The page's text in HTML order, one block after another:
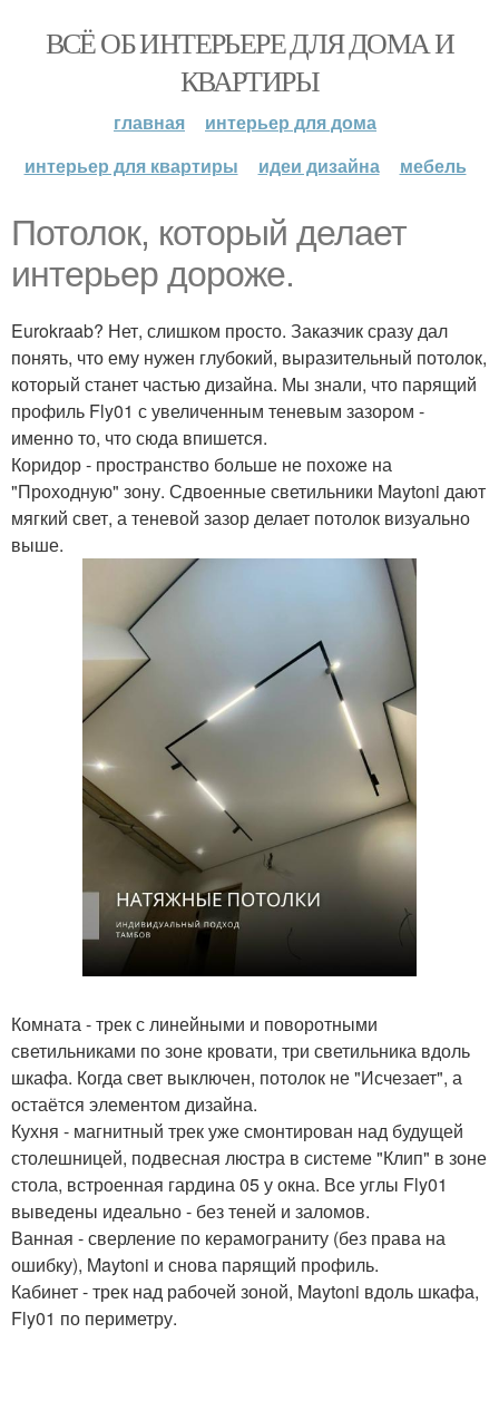
ВСЁ ОБ ИНТЕРЬЕРЕ ДЛЯ ДОМА И
КВАРТИРЫ
главная
интерьер для дома
интерьер для квартиры
идеи дизайна мебель
Потолок, который делает
интерьер дороже.
Eurokraab? Нет, слишком просто. Заказчик сразу дал
понять, что ему нужен глубокий, выразительный потолок,
который станет частью дизайна. Мы знали, что парящий
профиль Fly01 с увеличенным теневым зазором -
именно то, что сюда впишется.
Коридор - пространство больше не похоже на
"Проходную" зону. Сдвоенные светильники Maytoni дают
мягкий свет, а теневой зазор делает потолок визуально
выше.
Комната - трек с линейными и поворотными
светильниками по зоне кровати, три светильника вдоль
шкафа. Когда свет выключен, потолок не "Исчезает", а
остаётся элементом дизайна.
Кухня - магнитный трек уже смонтирован над будущей
столешницей, подвесная люстра в системе "Клип" в зоне
стола, встроенная гардина 05 у окна. Все углы Fly01
выведены идеально - без теней и заломов.
Ванная - сверление по керамограниту (без права на
ошибку), Maytoni и снова парящий профиль.
Кабинет - трек над рабочей зоной, Maytoni вдоль шкафа,
Fly01 по периметру.